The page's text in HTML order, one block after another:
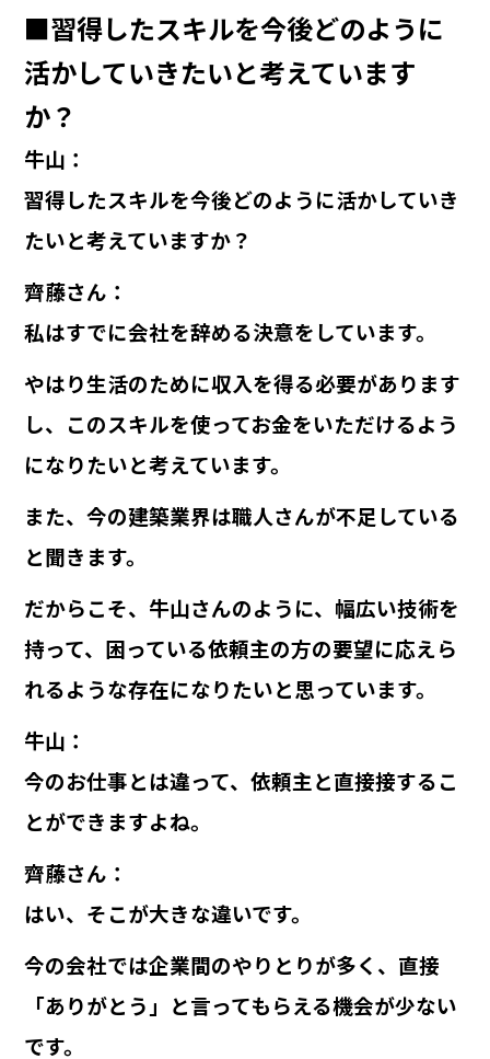
■習得したスキルを今後どのように
活かしていきたいと考えています
か？
牛山 ：
習得したスキルを今後どのように活かしていき
たいと考えていますか？
齊藤さん ：
私はすでに会社を辞める決意をしています。
やはり生活のために収入を得る必要があります
し、このスキルを使ってお金をいただけるよう
になりたいと考えています。
また、今の建築業界は職人さんが不足している
と聞きます。
だからこそ、牛山さんのように、幅広い技術を
持って、困っている依頼主の方の要望に応えら
れるような存在になりたいと思っています。
牛山 ：
今のお仕事とは違って、依頼主と直接接するこ
とができますよね。
齊藤さん ：
はい、そこが大きな違いです。
今の会社では企業間のやりとりが多く、直接
「ありがとう」と言ってもらえる機会が少ない
です。